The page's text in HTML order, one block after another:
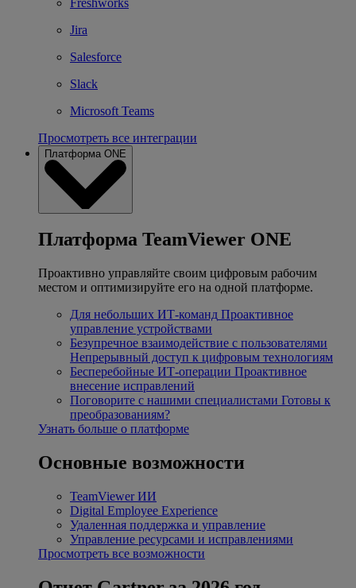
Jira
Salesforce
Slack
Microsoft Teams
Просмотреть все интеграции
Платформа ONE
Платформа TeamViewer ONE
Проактивно управляйте своим цифровым рабочим
местом и оптимизируйте его на одной платформе.
Для небольших ИТ-команд Проактивное
управление устройствами
Безупречное взаимодействие с пользователями
Непрерывный доступ к цифровым технологиям
Бесперебойные ИТ-операции Проактивное
внесение исправлений
Поговорите с нашими специалистами Готовы к
преобразованиям?
Узнать больше о платформе
Основные возможности
TeamViewer ИИ
Digital Employee Experience
Удаленная поддержка и управление
Управление ресурсами и исправлениями
Просмотреть все возможности